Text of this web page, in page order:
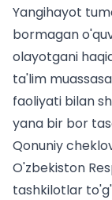
Yangihayot
bormagan
olayotgani
ta'lim
faoliyati bilan
yana bir bor
Qonuniy
O'zbekiston
tashkilotlar